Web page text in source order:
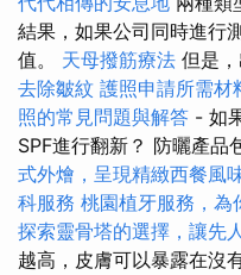
結果，如果公司同時進行
值。 天母撥筋療法 但是
去除皺紋 護照申請所需材
照的常見問題與解答 - 如
SPF進行翻新？ 防曬產品
式外燴，呈現精緻西餐風
科服務 桃園植牙服務，為
探索靈骨塔的選擇，讓先
越高，皮膚可以暴露在沒